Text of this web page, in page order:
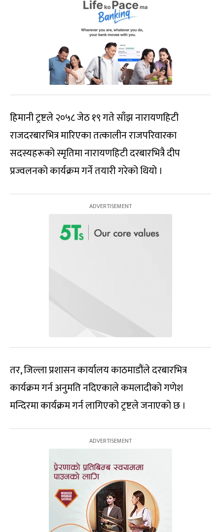
हिमानी ट्रष्टले २०५८ जेठ १९ गते साँझ नारायणहिटी
राजदरबारभित्र मारिएका तत्कालीन राजपरिवारका
सदस्यहरूको स्मृतिमा नारायणहिटी दरबारभित्रै दीप
प्रज्वलनको कार्यक्रम गर्ने तयारी गरेको थियो ।
तर, जिल्ला प्रशासन कार्यालय काठमाडौंले दरबारभित्र
कार्यक्रम गर्न अनुमति नदिएकाले कमलादीको गणेश
मन्दिरमा कार्यक्रम गर्न लागिएको ट्रष्टले जनाएको छ ।